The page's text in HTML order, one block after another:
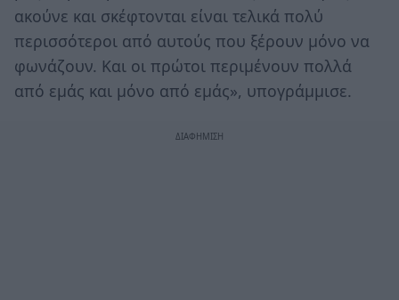
ακούνε και σκέφτονται είναι τελικά πολύ
περισσότεροι από αυτούς που ξέρουν μόνο να
φωνάζουν. Και οι πρώτοι περιμένουν πολλά
από εμάς και μόνο από εμάς», υπογράμμισε.